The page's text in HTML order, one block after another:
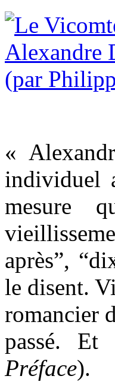
«
individuel
mesure
après”,
le disent.
romancier
passé.
Préface).